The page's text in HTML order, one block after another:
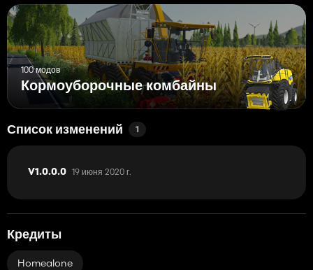
100 модов
Кормоуборочные комбайны
Список изменений 1
V1.0.0.0 19 июня 2020 г.
Кредиты
Homealone